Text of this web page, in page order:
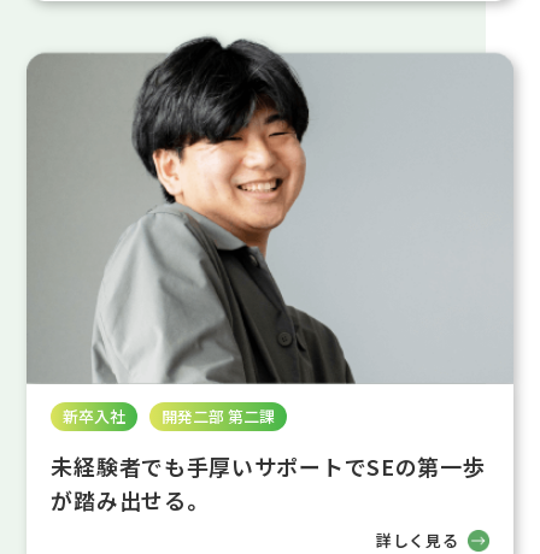
新卒入社 開発二部 第二課
未経験者でも手厚いサポートでSEの第一歩
が踏み出せる。
詳しく見る